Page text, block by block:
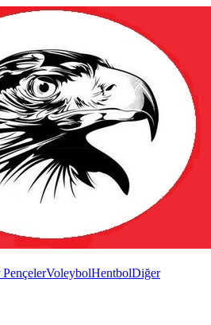
VoleybolHentbolDiğer